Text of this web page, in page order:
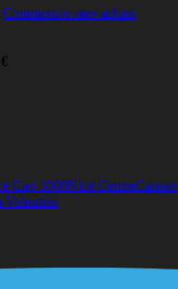
Commencer mes achats
Cap 3000Nice CentreCannes
Valentine